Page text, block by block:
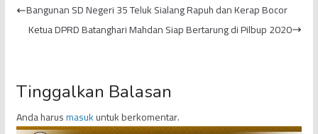
Bangunan SD Negeri 35 Teluk Sialang Rapuh dan Kerap Bocor
Ketua DPRD Batanghari Mahdan Siap Bertarung di Pilbup 2020
Tinggalkan Balasan
Anda harusmasukuntuk berkomentar.